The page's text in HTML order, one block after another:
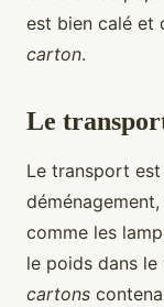
est bien calé et
carton.
Le
Le transport est
comme les
le poids dans
cartons